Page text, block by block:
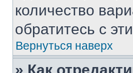
количество
обратитесь с
Вернуться наверх